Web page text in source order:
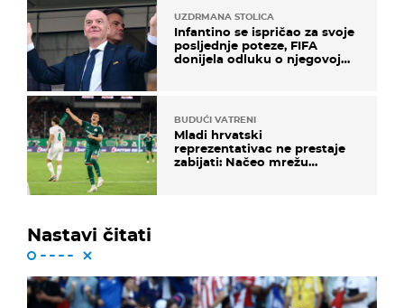
UZDRMANA STOLICA
Infantino se ispričao za svoje
posljednje poteze, FIFA
donijela odluku o njegovoj
BUDUĆI VATRENI
Mladi hrvatski
reprezentativac ne prestaje
zabijati: Načeo mrežu
Nastavi čitati